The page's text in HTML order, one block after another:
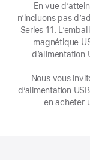
En vue
n’incluons pas
Series 11.
magnétique
d’alimentation
Nous vous
d’alimentation
en acheter